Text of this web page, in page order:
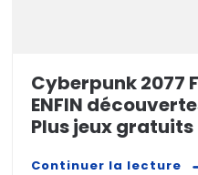
Cyberpunk 2077
ENFIN
Plus jeux
Continuer la lecture